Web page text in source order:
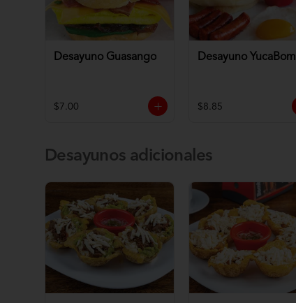
Desayuno Guasango
$7.00
Desayuno YucaBom
$8.85
Desayunos adicionales